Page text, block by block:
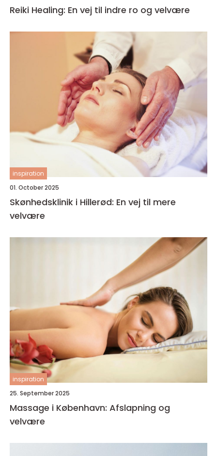
Reiki Healing: En vej til indre ro og velvære
inspiration
01. October 2025
Skønhedsklinik i Hillerød: En vej til mere
velvære
inspiration
25. September 2025
Massage i København: Afslapning og
velvære